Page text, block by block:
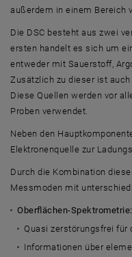
außerdem in einem Bereich
Die DSC besteht aus zwei
ersten handelt es sich um
entweder mit Sauerstoff,
Zusätzlich zu dieser ist
Diese Quellen werden vor
Proben verwendet.
Neben den
Elektronenquelle zur
Durch die Kombination
Messmoden mit
Oberflächen-Spektrometrie:
Quasi zerstörungsfrei für
Informationen über